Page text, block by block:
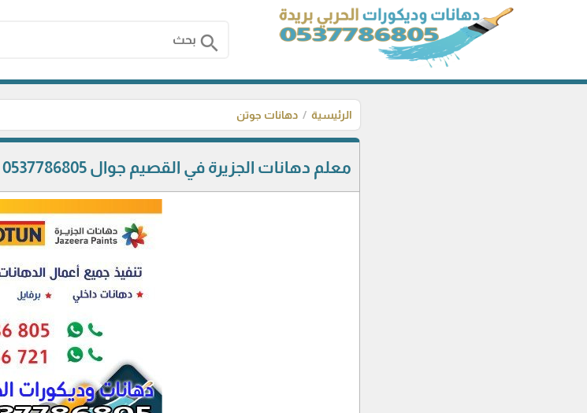
search
الرئيسية دهانات جوتن
معلم دهانات الجزيرة في القصيم جوال 0537786805